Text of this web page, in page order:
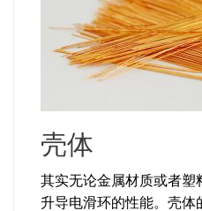
壳体
其实无论金属材质或者塑
升导电滑环的性能。壳